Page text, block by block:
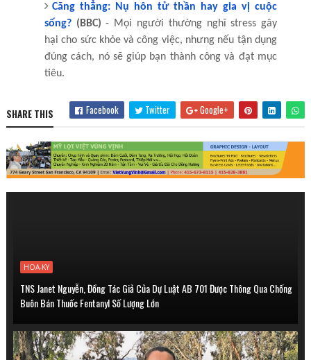
Căng thẳng: Nụ hôn tử thần hay gia vị cuộc
sống?(BBC) - Mọi người thường nghĩ stress gây
hại cho sức khỏe và công việc, nhưng nếu tận dụng
đúng cách, nó sẽ giúp bạn thành công và đạt mục
tiêu.
SHARE THIS Facebook Twitter Google+
HOA-KY
TNS Janet Nguyễn, Đồng Tác Giả Của Dự Luật AB 701 Được Thông Qua Chống
Buôn Bán Thuốc Fentanyl Số Lượng Lớn